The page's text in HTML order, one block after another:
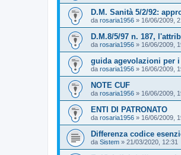
D.M. Sanità 5/2/92:
da rosaria1956 » 16/06/2009,
D.M.8/5/97 n. 187,
da rosaria1956 » 16/06/2009,
guida agevolazioni per
da rosaria1956 » 16/06/2009,
NOTE CUF
da rosaria1956 » 16/06/2009,
ENTI DI PATRONATO
da rosaria1956 » 16/06/2009,
Differenza codice
da Sistem » 21/03/2020, 12:31